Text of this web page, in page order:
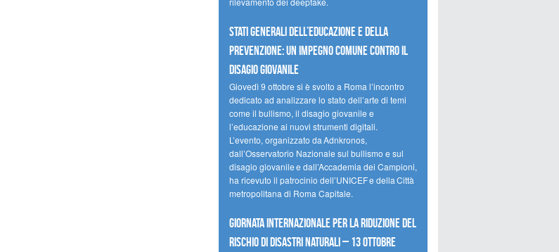
Stati Generali dell’Educazione e della
Prevenzione: un impegno comune contro il
disagio giovanile
Giovedì 9 ottobre si è svolto a Roma l’incontro
dedicato ad analizzare lo stato dell’arte di temi
come il bullismo, il disagio giovanile e
l’educazione ai nuovi strumenti digitali.
L’evento, organizzato da Adnkronos,
dall’Osservatorio Nazionale sul bullismo e sul
disagio giovanile e dall’Accademia dei Campioni,
ha ricevuto il patrocinio dell’UNICEF e della Città
metropolitana di Roma Capitale.
Giornata internazionale per la riduzione del
rischio di disastri naturali – 13 ottobre